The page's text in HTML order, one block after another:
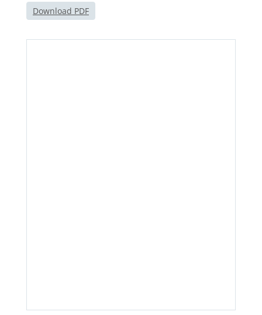
Download PDF